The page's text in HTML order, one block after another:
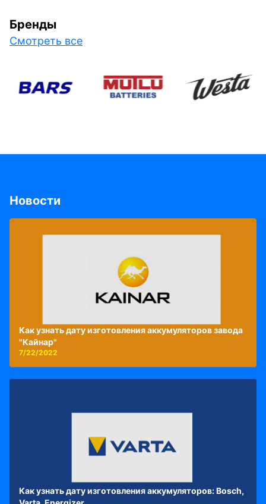
Бренды
Смотреть все
Новости
Как узнать дату изготовления аккумуляторов завода
"Кайнар"
7/22/2022
Как узнать дату изготовления аккумуляторов: Bosch,